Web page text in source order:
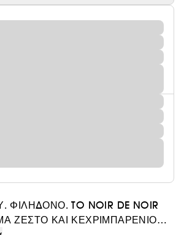
ΦΙΛΗΔΟΝΟ. TO NOIR DE NOIR
ΖΕΣΤΟ ΚΑΙ ΚΕΧΡΙΜΠΑΡΕΝΙΟ